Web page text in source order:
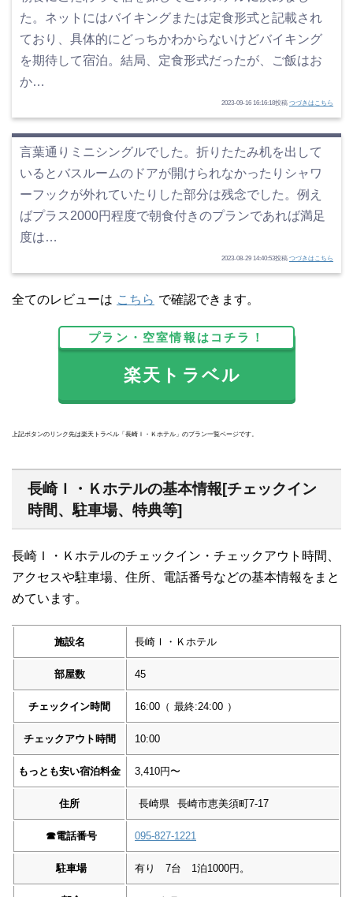
た。ネットにはバイキングまたは定食形式と記載され
ており、具体的にどっちかわからないけどバイキング
を期待して宿泊。結局、定食形式だったが、ご飯はお
か…
2023-09-16 16:16:18投稿 つづきはこちら
言葉通りミニシングルでした。折りたたみ机を出して
いるとバスルームのドアが開けられなかったりシャワ
ーフックが外れていたりした部分は残念でした。例え
ばプラス2000円程度で朝食付きのプランであれば満足
度は…
2023-08-29 14:40:53投稿 つづきはこちら
全てのレビューは こちら で確認できます。
プラン・空室情報はコチラ！
楽天トラベル
上記ボタンのリンク先は楽天トラベル「長崎Ｉ・Ｋホテル」のプラン一覧ページです。
長崎Ｉ・Ｋホテルの基本情報[チェックイン
時間、駐車場、特典等]
長崎Ｉ・Ｋホテルのチェックイン・チェックアウト時間、
アクセスや駐車場、住所、電話番号などの基本情報をまと
めています。
施設名 長崎Ｉ・Ｋホテル
部屋数 45
チェックイン時間 16:00 （ 最終:24:00 ）
チェックアウト時間 10:00
もっとも安い宿泊料金 3,410円〜
住所 長崎県 長崎市恵美須町7-17
☎︎電話番号 095-827-1221
駐車場 有り 7台 1泊1000円。